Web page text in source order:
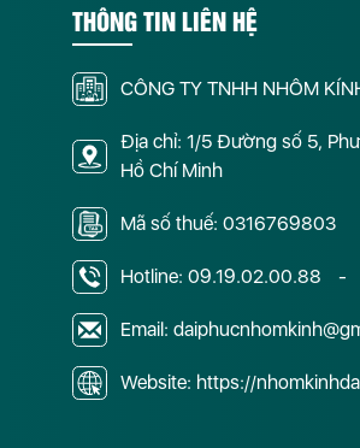
THÔNG TIN LIÊN HỆ
CÔNG TY TNHH NHÔM
Địa chỉ: 1/5 Đường số 5,
Hồ Chí Minh
Mã số thuế: 0316769803
Hotline: 09.19.02.00.88 -
Email:
Website: https://